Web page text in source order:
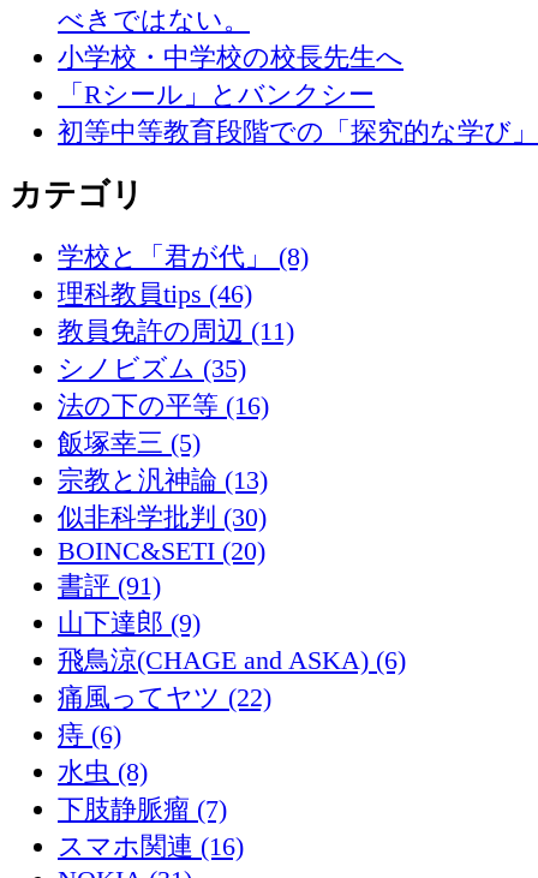
べきではない。
小学校・中学校の校長先生へ
「Rシール」とバンクシー
初等中等教育段階での「探究的な学び
カテゴリ
学校と「君が代」 (8)
理科教員tips (46)
教員免許の周辺 (11)
シノビズム (35)
法の下の平等 (16)
飯塚幸三 (5)
宗教と汎神論 (13)
似非科学批判 (30)
BOINC&SETI (20)
書評 (91)
山下達郎 (9)
飛鳥涼(CHAGE and ASKA) (6)
痛風ってヤツ (22)
痔 (6)
水虫 (8)
下肢静脈瘤 (7)
スマホ関連 (16)